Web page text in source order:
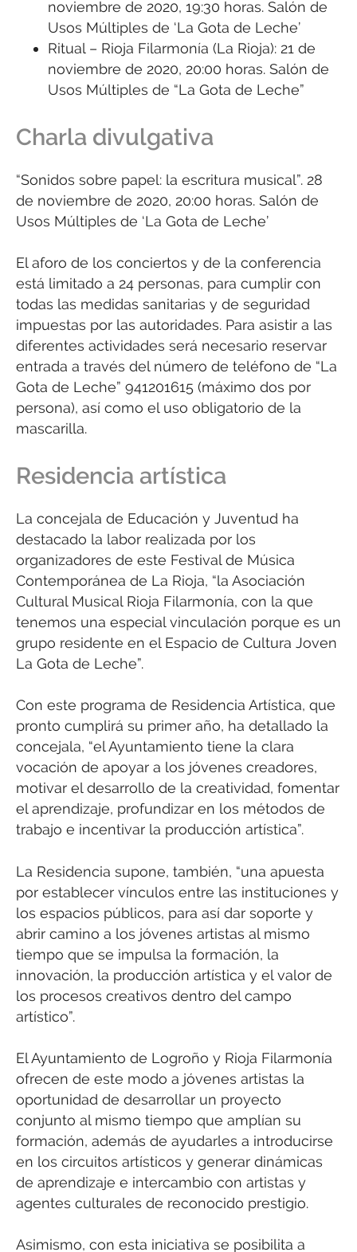
noviembre de 2020, 19:30 horas. Salón de
Usos Múltiples de ‘La Gota de Leche’
Ritual – Rioja Filarmonía (La Rioja): 21 de
noviembre de 2020, 20:00 horas. Salón de
Usos Múltiples de “La Gota de Leche”
Charla divulgativa
“Sonidos sobre papel: la escritura musical”. 28
de noviembre de 2020, 20:00 horas. Salón de
Usos Múltiples de ‘La Gota de Leche’
El aforo de los conciertos y de la conferencia
está limitado a 24 personas, para cumplir con
todas las medidas sanitarias y de seguridad
impuestas por las autoridades. Para asistir a las
diferentes actividades será necesario reservar
entrada a través del número de teléfono de “La
Gota de Leche” 941201615 (máximo dos por
persona), así como el uso obligatorio de la
mascarilla.
Residencia artística
La concejala de Educación y Juventud ha
destacado la labor realizada por los
organizadores de este Festival de Música
Contemporánea de La Rioja, “la Asociación
Cultural Musical Rioja Filarmonía, con la que
tenemos una especial vinculación porque es un
grupo residente en el Espacio de Cultura Joven
La Gota de Leche”.
Con este programa de Residencia Artística, que
pronto cumplirá su primer año, ha detallado la
concejala, “el Ayuntamiento tiene la clara
vocación de apoyar a los jóvenes creadores,
motivar el desarrollo de la creatividad, fomentar
el aprendizaje, profundizar en los métodos de
trabajo e incentivar la producción artística”.
La Residencia supone, también, “una apuesta
por establecer vínculos entre las instituciones y
los espacios públicos, para así dar soporte y
abrir camino a los jóvenes artistas al mismo
tiempo que se impulsa la formación, la
innovación, la producción artística y el valor de
los procesos creativos dentro del campo
artístico”.
El Ayuntamiento de Logroño y Rioja Filarmonía
ofrecen de este modo a jóvenes artistas la
oportunidad de desarrollar un proyecto
conjunto al mismo tiempo que amplían su
formación, además de ayudarles a introducirse
en los circuitos artísticos y generar dinámicas
de aprendizaje e intercambio con artistas y
agentes culturales de reconocido prestigio.
Asimismo, con esta iniciativa se posibilita a